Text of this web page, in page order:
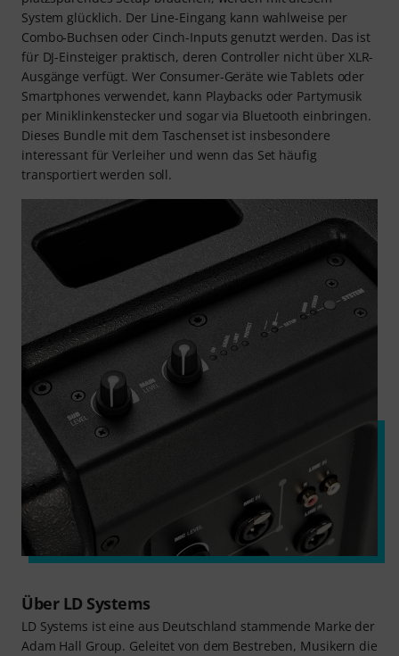
System glücklich. Der Line-Eingang kann wahlweise per
Combo-Buchsen oder Cinch-Inputs genutzt werden. Das ist
für DJ-Einsteiger praktisch, deren Controller nicht über XLR-
Ausgänge verfügt. Wer Consumer-Geräte wie Tablets oder
Smartphones verwendet, kann Playbacks oder Partymusik
per Miniklinkenstecker und sogar via Bluetooth einbringen.
Dieses Bundle mit dem Taschenset ist insbesondere
interessant für Verleiher und wenn das Set häufig
transportiert werden soll.
Über LD Systems
LD Systems ist eine aus Deutschland stammende Marke der
Adam Hall Group. Geleitet von dem Bestreben, Musikern die